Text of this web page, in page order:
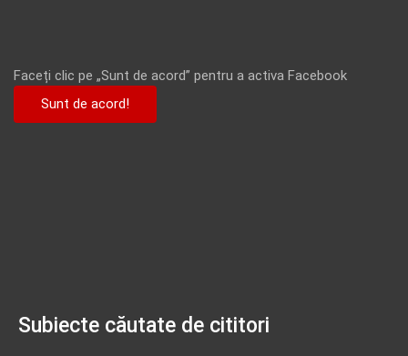
Faceți clic pe „Sunt de acord” pentru a activa Facebook
Sunt de acord!
Subiecte căutate de cititori